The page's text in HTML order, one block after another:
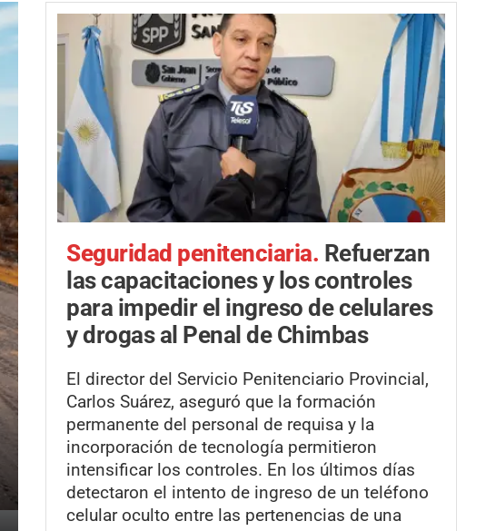
Seguridad penitenciaria. Refuerzan
las capacitaciones y los controles
para impedir el ingreso de celulares
y drogas al Penal de Chimbas
El director del Servicio Penitenciario Provincial,
Carlos Suárez, aseguró que la formación
permanente del personal de requisa y la
incorporación de tecnología permitieron
intensificar los controles. En los últimos días
detectaron el intento de ingreso de un teléfono
celular oculto entre las pertenencias de una